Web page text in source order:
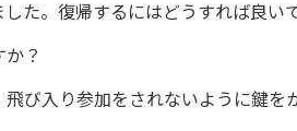
た。復帰するにはどうすれば良い
？
び入り参加をされないように鍵を